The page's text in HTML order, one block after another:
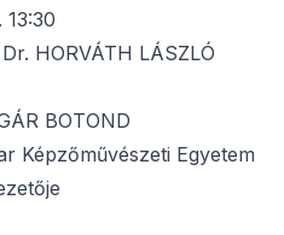
HORVÁTH LÁSZLÓ
BOTOND
Képzőművészeti Egyetem